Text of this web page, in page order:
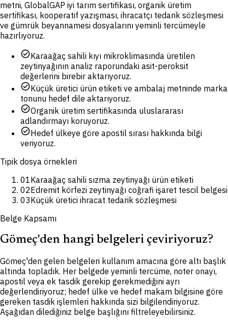
metni, GlobalGAP iyi tarım sertifikası, organik üretim
sertifikası, kooperatif yazışması, ihracatçı tedarik sözleşmesi
ve gümrük beyannamesi dosyalarını yeminli tercümeyle
hazırlıyoruz.
check_circleKaraağaç sahili kıyı mikroklimasında üretilen
zeytinyağının analiz raporundaki asit-peroksit
değerlerini birebir aktarıyoruz.
check_circleKüçük üretici ürün etiketi ve ambalaj metninde marka
tonunu hedef dile aktarıyoruz.
check_circleOrganik üretim sertifikasında uluslararası
adlandırmayı koruyoruz.
check_circleHedef ülkeye göre apostil sırası hakkında bilgi
veriyoruz.
Tipik dosya örnekleri
01Karaağaç sahili sızma zeytinyağı ürün etiketi
02Edremit körfezi zeytinyağı coğrafi işaret tescil belgesi
03Küçük üretici ihracat tedarik sözleşmesi
Belge Kapsamı
Gömeç'den hangi belgeleri çeviriyoruz?
Gömeç'den gelen belgeleri kullanım amacına göre altı başlık
altında topladık. Her belgede yeminli tercüme, noter onayı,
apostil veya ek tasdik gerekip gerekmediğini ayrı
değerlendiriyoruz; hedef ülke ve hedef makam bilgisine göre
gereken tasdik işlemleri hakkında sizi bilgilendiriyoruz.
Aşağıdan dilediğiniz belge başlığını filtreleyebilirsiniz.